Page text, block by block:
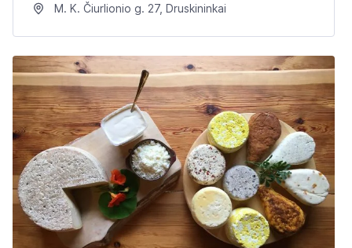
M. K. Čiurlionio g. 27, Druskininkai